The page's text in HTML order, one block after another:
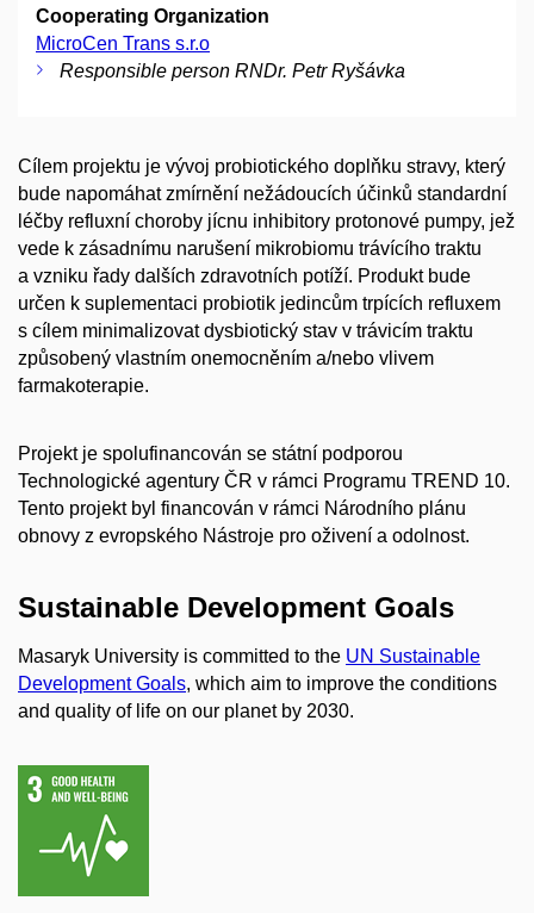
Cooperating Organization
MicroCen Trans s.r.o
Responsible person RNDr. Petr Ryšávka
Cílem projektu je vývoj probiotického doplňku stravy, který
bude napomáhat zmírnění nežádoucích účinků standardní
léčby refluxní choroby jícnu inhibitory protonové pumpy, jež
vede k zásadnímu narušení mikrobiomu trávícího traktu
a vzniku řady dalších zdravotních potíží. Produkt bude
určen k suplementaci probiotik jedincům trpících refluxem
s cílem minimalizovat dysbiotický stav v trávicím traktu
způsobený vlastním onemocněním a/nebo vlivem
farmakoterapie.
Projekt je spolufinancován se státní podporou
Technologické agentury ČR v rámci Programu TREND 10.
Tento projekt byl financován v rámci Národního plánu
obnovy z evropského Nástroje pro oživení a odolnost.
Sustainable Development Goals
Masaryk University is committed to the UN Sustainable
Development Goals, which aim to improve the conditions
and quality of life on our planet by 2030.